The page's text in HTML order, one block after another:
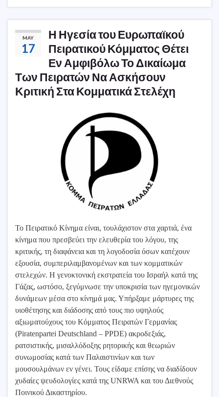
MAY
17
Η Ηγεσία του Ευρωπαϊκού
Πειρατικού Κόμματος Θέτει
Εν Αμφιβόλω Το Δικαίωμα
Των Πειρατών Να Ασκήσουν
Κριτική Στα Κομματικά Στελέχη
Το Πειρατικό Κίνημα είναι, τουλάχιστον στα χαρτιά, ένα
κίνημα που πρεσβεύει την ελευθερία του λόγου, της
κριτικής, τη διαφάνεια και τη λογοδοσία όσων κατέχουν
εξουσία, συμπεριλαμβανομένων και των κομματικών
στελεχών. Η γενοκτονική εκστρατεία του Ισραήλ κατά της
Γάζας, ωστόσο, ξεγύμνωσε την υποκρισία των ηγεμονικών
δυνάμεων μέσα στο κίνημά μας. Υπήρξαμε μάρτυρες της
υιοθέτησης και διάδοσης από τους πιο υψηλούς
αξιωματούχους του Κόμματος Πειρατών Γερμανίας
(Piratenpartei Deutschland – PPDE) ακροδεξιάς,
ρατσιστικής, μισαλλόδοξης ρητορικής και θεωριών
συνωμοσίας κατά των Παλαιστινίων και των
μουσουλμάνων εν γένει. Τους είδαμε επίσης να διαδίδουν
χυδαίες ψευδολογίες κατά της UNRWA και του Διεθνούς
Ποινικού Δικαστηρίου.